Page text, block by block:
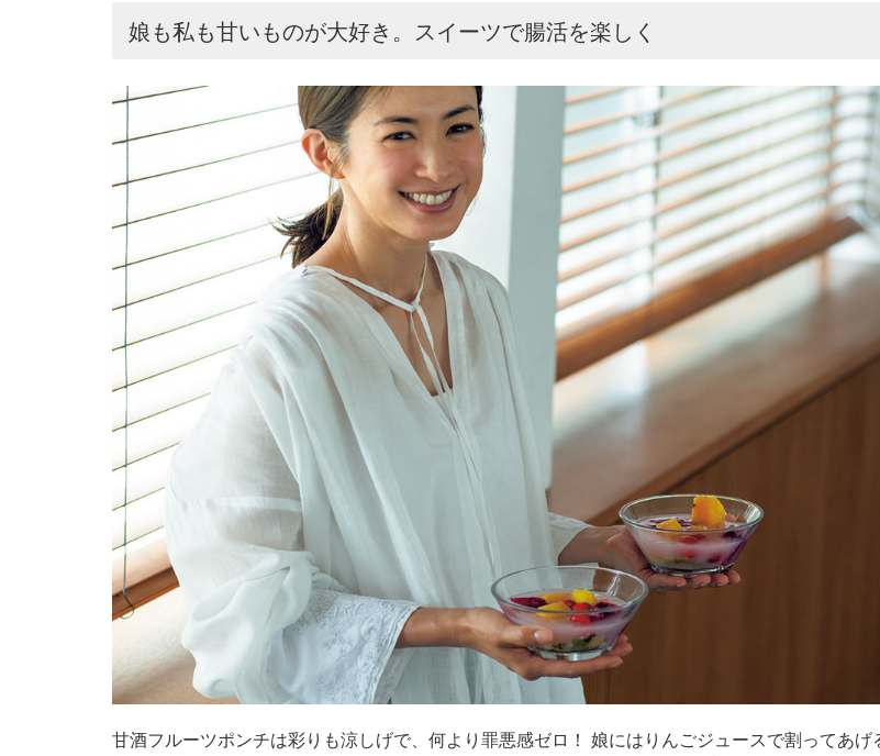
娘も私も甘いものが大好き。スイーツで腸活を楽しく
甘酒フルーツポンチは彩りも涼しげで、何より罪悪感ゼロ！ 娘にはりんごジュースで割ってあげ